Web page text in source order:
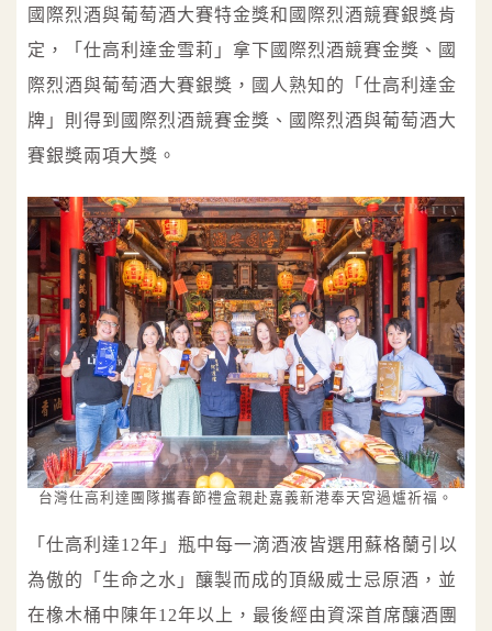
國際烈酒與葡萄酒大賽特金獎和國際烈酒競賽銀獎肯
定，「仕高利達金雪莉」拿下國際烈酒競賽金獎、國
際烈酒與葡萄酒大賽銀獎，國人熟知的「仕高利達金
牌」則得到國際烈酒競賽金獎、國際烈酒與葡萄酒大
賽銀獎兩項大獎。
台灣仕高利達團隊攜春節禮盒親赴嘉義新港奉天宮過爐祈福。
「仕高利達12年」瓶中每一滴酒液皆選用蘇格蘭引以
為傲的「生命之水」釀製而成的頂級威士忌原酒，並
在橡木桶中陳年12年以上，最後經由資深首席釀酒團